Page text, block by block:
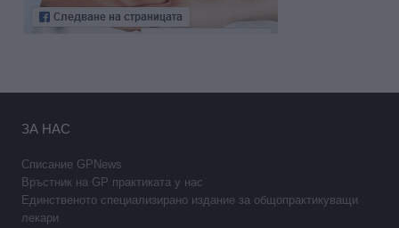
ЗА НАС
Списание GPNews
Връстник на GP практиката у нас
Единственото специализирано издание за общопрактикуващи
лекари